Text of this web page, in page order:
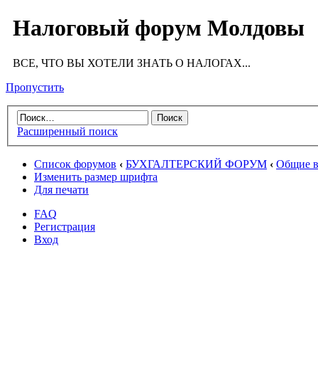
Налоговый форум Молдовы
ВСЕ, ЧТО ВЫ ХОТЕЛИ ЗНАТЬ О НАЛОГАХ...
Пропустить
Расширенный поиск
Список форумов ‹ БУХГАЛТЕРСКИЙ ФОРУМ ‹ Общие
Изменить размер шрифта
Для печати
FAQ
Регистрация
Вход